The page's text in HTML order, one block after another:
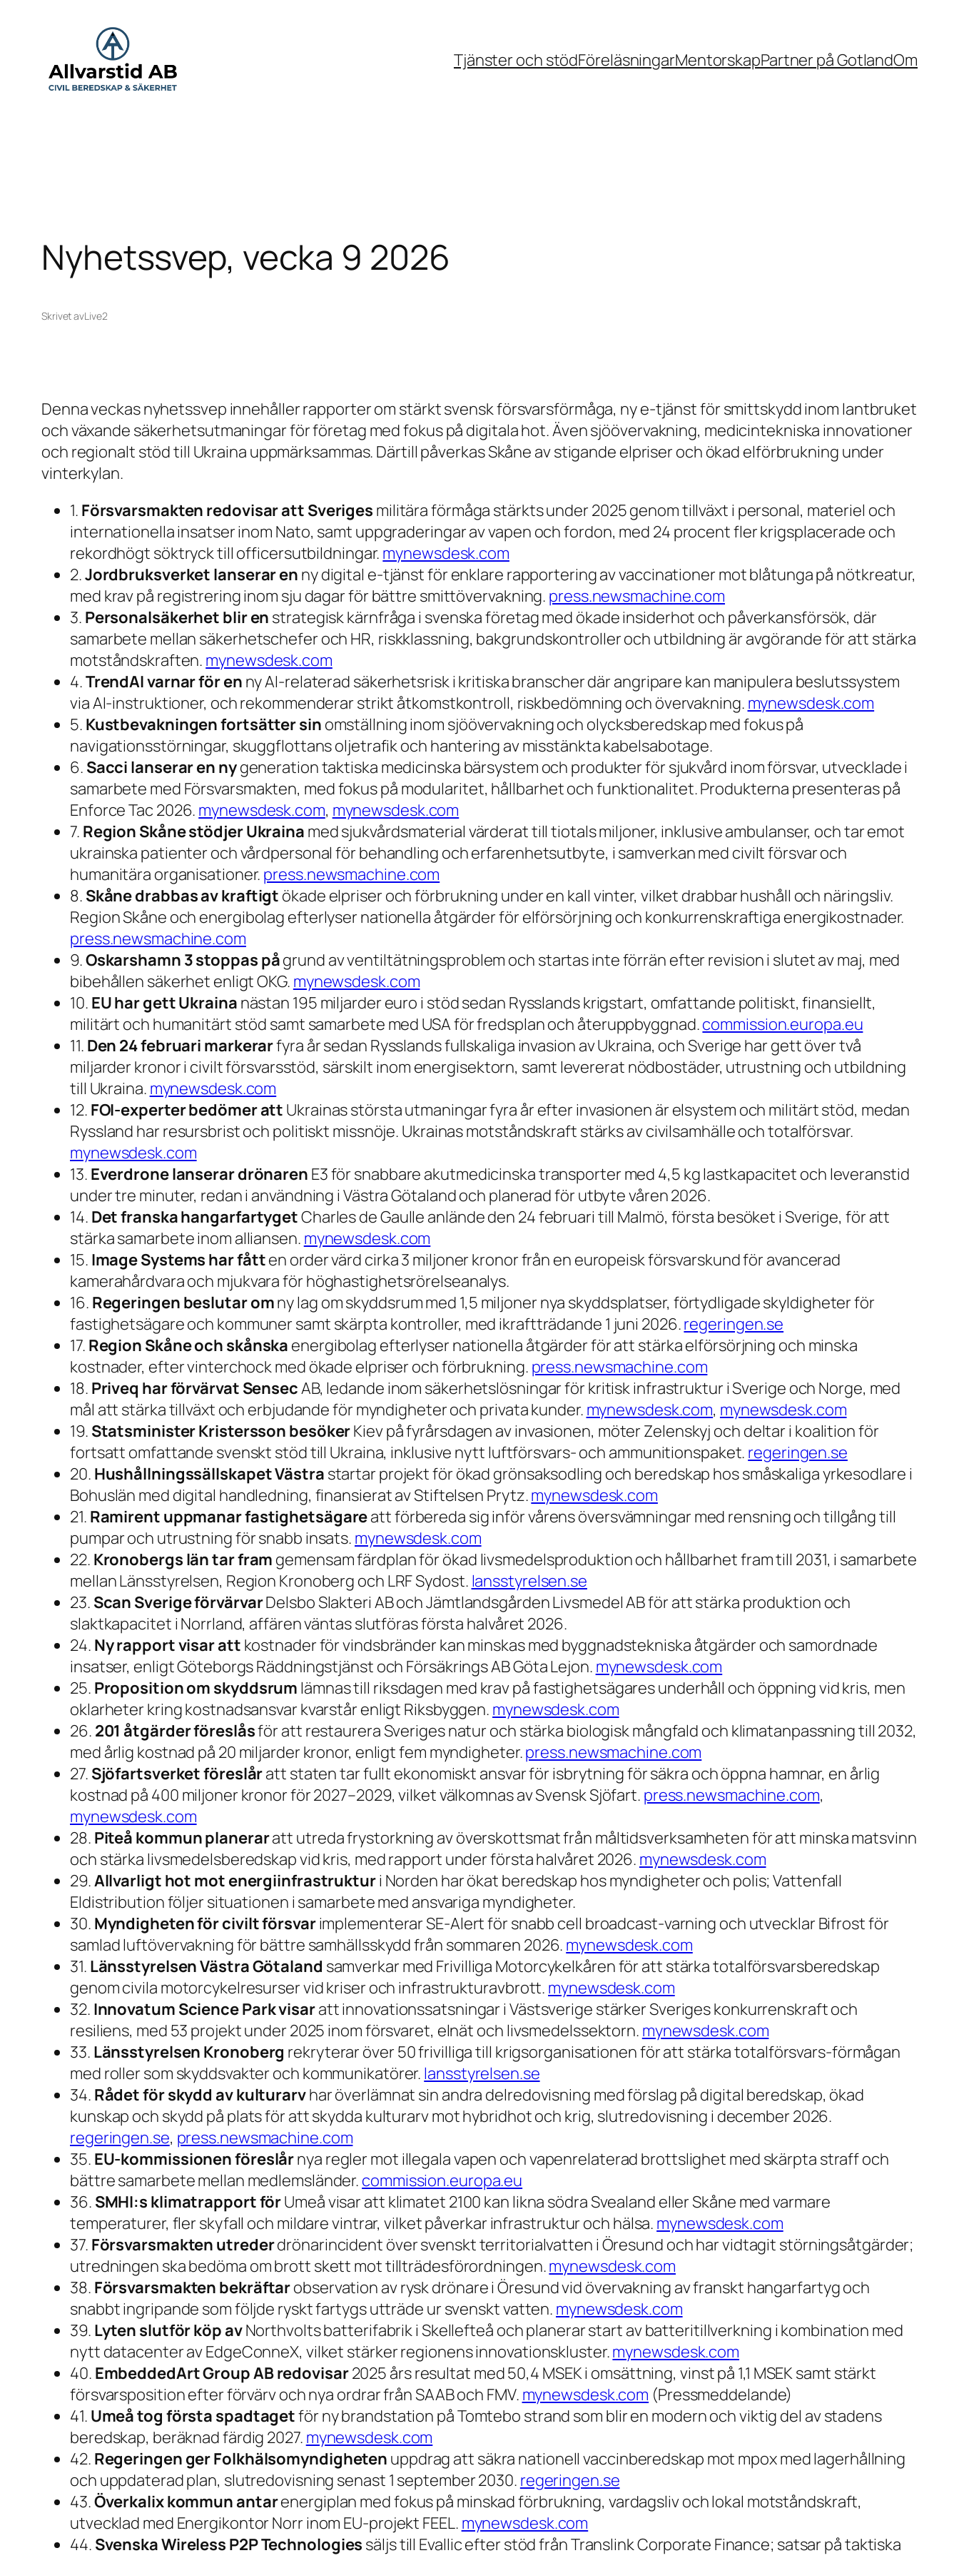
Tjänster och stödFöreläsningarMentorskapPartner på GotlandOm
Nyhetssvep, vecka 9 2026
Skrivet avLive2
Denna veckas nyhetssvep innehåller rapporter om stärkt svensk försvarsförmåga, ny e-tjänst för smittskydd inom lantbruket
och växande säkerhetsutmaningar för företag med fokus på digitala hot. Även sjöövervakning, medicintekniska innovationer
och regionalt stöd till Ukraina uppmärksammas. Därtill påverkas Skåne av stigande elpriser och ökad elförbrukning under
vinterkylan.
1. Försvarsmakten redovisar att Sveriges militära förmåga stärkts under 2025 genom tillväxt i personal, materiel och
internationella insatser inom Nato, samt uppgraderingar av vapen och fordon, med 24 procent fler krigsplacerade och
rekordhögt söktryck till officersutbildningar. mynewsdesk.com
2.Jordbruksverket lanserar en ny digital e-tjänst för enklare rapportering av vaccinationer mot blåtunga på nötkreatur,
med krav på registrering inom sju dagar för bättre smittövervakning. press.newsmachine.com
3. Personalsäkerhet blir en strategisk kärnfråga i svenska företag med ökade insiderhot och påverkansförsök, där
samarbete mellan säkerhetschefer och HR, riskklassning, bakgrundskontroller och utbildning är avgörande för att stärka
motståndskraften. mynewsdesk.com
4.TrendAI varnar för en ny AI-relaterad säkerhetsrisk i kritiska branscher där angripare kan manipulera beslutssystem
via AI-instruktioner, och rekommenderar strikt åtkomstkontroll, riskbedömning och övervakning. mynewsdesk.com
5. Kustbevakningen fortsätter sin omställning inom sjöövervakning och olycksberedskap med fokus på
navigationsstörningar, skuggflottans oljetrafik och hantering av misstänkta kabelsabotage.
6. Sacci lanserar en nygeneration taktiska medicinska bärsystem och produkter för sjukvård inom försvar, utvecklade i
samarbete med Försvarsmakten, med fokus på modularitet, hållbarhet och funktionalitet. Produkterna presenteras på
Enforce Tac 2026. mynewsdesk.com, mynewsdesk.com
7. Region Skåne stödjer Ukraina med sjukvårdsmaterial värderat till tiotals miljoner, inklusive ambulanser, och tar emot
ukrainska patienter och vårdpersonal för behandling och erfarenhetsutbyte, i samverkan med civilt försvar och
humanitära organisationer. press.newsmachine.com
8. Skåne drabbas av kraftigt ökade elpriser och förbrukning under en kall vinter, vilket drabbar hushåll och näringsliv.
Region Skåne och energibolag efterlyser nationella åtgärder för elförsörjning och konkurrenskraftiga energikostnader.
press.newsmachine.com
9.Oskarshamn 3 stoppas pågrund av ventiltätningsproblem och startas inte förrän efter revision i slutet av maj, med
bibehållen säkerhet enligt OKG. mynewsdesk.com
10. EU har gett Ukraina nästan 195 miljarder euro i stöd sedan Rysslands krigstart, omfattande politiskt, finansiellt,
militärt och humanitärt stöd samt samarbete med USA för fredsplan och återuppbyggnad.commission.europa.eu
11. Den 24 februari markerarfyra år sedan Rysslands fullskaliga invasion av Ukraina, och Sverige har gett över två
miljarder kronor i civilt försvarsstöd, särskilt inom energisektorn, samt levererat nödbostäder, utrustning och utbildning
till Ukraina. mynewsdesk.com
12. FOI-experter bedömer att Ukrainas största utmaningar fyra år efter invasionen är elsystem och militärt stöd, medan
Ryssland har resursbrist och politiskt missnöje. Ukrainas motståndskraft stärks av civilsamhälle och totalförsvar.
mynewsdesk.com
13. Everdrone lanserar drönaren E3 för snabbare akutmedicinska transporter med 4,5 kg lastkapacitet och leveranstid
under tre minuter, redan i användning i Västra Götaland och planerad för utbyte våren 2026.
14. Det franska hangarfartygetCharles de Gaulle anlände den 24 februari till Malmö, första besöket i Sverige, för att
stärka samarbete inom alliansen. mynewsdesk.com
15. Image Systems har fåtten order värd cirka 3 miljoner kronor från en europeisk försvarskund för avancerad
kamerahårdvara och mjukvara för höghastighetsrörelseanalys.
16. Regeringen beslutar omny lag om skyddsrum med 1,5 miljoner nya skyddsplatser, förtydligade skyldigheter för
fastighetsägare och kommuner samt skärpta kontroller, med ikraftträdande 1 juni 2026.regeringen.se
17. Region Skåne och skånska energibolag efterlyser nationella åtgärder för att stärka elförsörjning och minska
kostnader, efter vinterchock med ökade elpriser och förbrukning. press.newsmachine.com
18. Priveq har förvärvat SensecAB, ledande inom säkerhetslösningar för kritisk infrastruktur i Sverige och Norge, med
mål att stärka tillväxt och erbjudande för myndigheter och privata kunder. mynewsdesk.com, mynewsdesk.com
19. Statsminister Kristersson besökerKiev på fyrårsdagen av invasionen, möter Zelenskyj och deltar i koalition för
fortsatt omfattande svenskt stöd till Ukraina, inklusive nytt luftförsvars- och ammunitionspaket. regeringen.se
20. Hushållningssällskapet Västra startar projekt för ökad grönsaksodling och beredskap hos småskaliga yrkesodlare i
Bohuslän med digital handledning, finansierat av Stiftelsen Prytz.mynewsdesk.com
21. Ramirent uppmanar fastighetsägareatt förbereda sig inför vårens översvämningar med rensning och tillgång till
pumpar och utrustning för snabb insats. mynewsdesk.com
22. Kronobergs län tar fram gemensam färdplan för ökad livsmedelsproduktion och hållbarhet fram till 2031, i samarbete
mellan Länsstyrelsen, Region Kronoberg och LRF Sydost. lansstyrelsen.se
23. Scan Sverige förvärvarDelsbo Slakteri AB och Jämtlandsgården Livsmedel AB för att stärka produktion och
slaktkapacitet i Norrland, affären väntas slutföras första halvåret 2026.
24. Ny rapport visar att kostnader för vindsbränder kan minskas med byggnadstekniska åtgärder och samordnade
insatser, enligt Göteborgs Räddningstjänst och Försäkrings AB Göta Lejon. mynewsdesk.com
25. Proposition om skyddsrum lämnas till riksdagen med krav på fastighetsägares underhåll och öppning vid kris, men
oklarheter kring kostnadsansvar kvarstår enligt Riksbyggen. mynewsdesk.com
26. 201 åtgärder föreslåsför att restaurera Sveriges natur och stärka biologisk mångfald och klimatanpassning till 2032,
med årlig kostnad på 20 miljarder kronor, enligt fem myndigheter.press.newsmachine.com
27. Sjöfartsverket föreslåratt staten tar fullt ekonomiskt ansvar för isbrytning för säkra och öppna hamnar, en årlig
kostnad på 400 miljoner kronor för 2027–2029, vilket välkomnas av Svensk Sjöfart. press.newsmachine.com,
mynewsdesk.com
28. Piteå kommun planeraratt utreda frystorkning av överskottsmat från måltidsverksamheten för att minska matsvinn
och stärka livsmedelsberedskap vid kris, med rapport under första halvåret 2026. mynewsdesk.com
29.Allvarligt hot mot energiinfrastrukturi Norden har ökat beredskap hos myndigheter och polis; Vattenfall
Eldistribution följer situationen i samarbete med ansvariga myndigheter.
30. Myndigheten för civilt försvarimplementerar SE-Alert för snabb cell broadcast-varning och utvecklar Bifrost för
samlad luftövervakning för bättre samhällsskydd från sommaren 2026. mynewsdesk.com
31. Länsstyrelsen Västra Götaland samverkar med Frivilliga Motorcykelkåren för att stärka totalförsvarsberedskap
genom civila motorcykelresurser vid kriser och infrastrukturavbrott. mynewsdesk.com
32. Innovatum Science Park visaratt innovationssatsningar i Västsverige stärker Sveriges konkurrenskraft och
resiliens, med 53 projekt under 2025 inom försvaret, elnät och livsmedelssektorn. mynewsdesk.com
33. Länsstyrelsen Kronoberg rekryterar över 50 frivilliga till krigsorganisationen för att stärka totalförsvars-förmågan
med roller som skyddsvakter och kommunikatörer. lansstyrelsen.se
34. Rådet för skydd av kulturarvhar överlämnat sin andra delredovisning med förslag på digital beredskap, ökad
kunskap och skydd på plats för att skydda kulturarv mot hybridhot och krig, slutredovisning i december 2026.
regeringen.se, press.newsmachine.com
35. EU-kommissionen föreslårnya regler mot illegala vapen och vapenrelaterad brottslighet med skärpta straff och
bättre samarbete mellan medlemsländer. commission.europa.eu
36. SMHI:s klimatrapport förUmeå visar att klimatet 2100 kan likna södra Svealand eller Skåne med varmare
temperaturer, fler skyfall och mildare vintrar, vilket påverkar infrastruktur och hälsa. mynewsdesk.com
37. Försvarsmakten utrederdrönarincident över svenskt territorialvatten i Öresund och har vidtagit störningsåtgärder;
utredningen ska bedöma om brott skett mot tillträdesförordningen.mynewsdesk.com
38. Försvarsmakten bekräftarobservation av rysk drönare i Öresund vid övervakning av franskt hangarfartyg och
snabbt ingripande som följde ryskt fartygs utträde ur svenskt vatten. mynewsdesk.com
39. Lyten slutför köp avNorthvolts batterifabrik i Skellefteå och planerar start av batteritillverkning i kombination med
nytt datacenter av EdgeConneX, vilket stärker regionens innovationskluster.mynewsdesk.com
40. EmbeddedArt Group AB redovisar2025 års resultat med 50,4 MSEK i omsättning, vinst på 1,1 MSEK samt stärkt
försvarsposition efter förvärv och nya ordrar från SAAB och FMV. mynewsdesk.com (Pressmeddelande)
41. Umeå tog första spadtagetför ny brandstation på Tomtebo strand som blir en modern och viktig del av stadens
beredskap, beräknad färdig 2027. mynewsdesk.com
42. Regeringen ger Folkhälsomyndigheten uppdrag att säkra nationell vaccinberedskap mot mpox med lagerhållning
och uppdaterad plan, slutredovisning senast 1 september 2030. regeringen.se
43.Överkalix kommun antarenergiplan med fokus på minskad förbrukning, vardagsliv och lokal motståndskraft,
utvecklad med Energikontor Norr inom EU-projekt FEEL. mynewsdesk.com
44. Svenska Wireless P2P Technologies säljs till Evallic efter stöd från Translink Corporate Finance; satsar på taktiska